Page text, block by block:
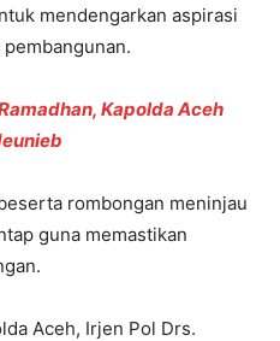
mendengarkan aspirasi
Kapolda Aceh
rombongan meninjau
guna memastikan
Aceh, Irjen Pol Drs.